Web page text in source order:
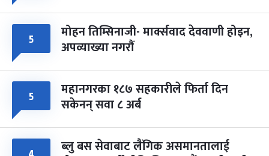
५ मोहन तिम्सिनाजी- मार्क्सवाद देववाणी होइन,
अपव्याख्या नगरौं
५ महानगरका १८७ सहकारीले फिर्ता दिन
सकेनन् सवा ८ अर्ब
ब्लु बस सेवाबाट लैंगिक असमानतालाई